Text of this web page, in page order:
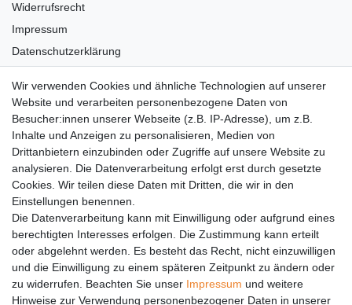
Widerrufsrecht
Impressum
Datenschutzerklärung
Versandkosten
Barrierefreiheit
Anleitungen
Vertrag widerrufen
PARTNER
DHL
GLS
PaketPLUS
Wir verwenden Cookies und ähnliche Technologien auf unserer
Website und verarbeiten personenbezogene Daten von
Besucher:innen unserer Webseite (z.B. IP-Adresse), um z.B.
Inhalte und Anzeigen zu personalisieren, Medien von
Drittanbietern einzubinden oder Zugriffe auf unsere Website zu
analysieren. Die Datenverarbeitung erfolgt erst durch gesetzte
Cookies. Wir teilen diese Daten mit Dritten, die wir in den
Einstellungen benennen.
Die Datenverarbeitung kann mit Einwilligung oder aufgrund eines
berechtigten Interesses erfolgen. Die Zustimmung kann erteilt
oder abgelehnt werden. Es besteht das Recht, nicht einzuwilligen
und die Einwilligung zu einem späteren Zeitpunkt zu ändern oder
zu widerrufen. Beachten Sie unser Impressum und weitere
Hinweise zur Verwendung personenbezogener Daten in unserer